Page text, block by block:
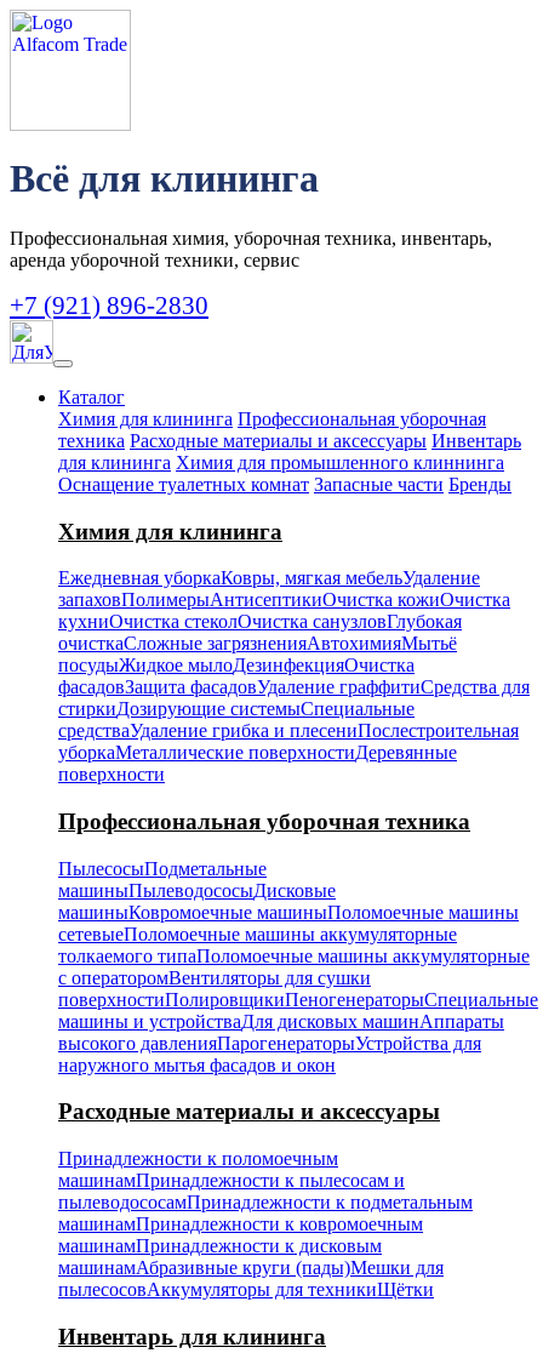
Всё для клининга
Профессиональная химия, уборочная техника, инвентарь,
аренда уборочной техники, сервис
+7 (921) 896-2830
Каталог
Химия для клининга Профессиональная уборочная
техника Расходные материалы и аксессуары Инвентарь
для клининга Химия для промышленного клиннинга
Оснащение туалетных комнат Запасные части Бренды
Химия для клининга
Ежедневная уборкаКовры, мягкая мебельУдаление
запаховПолимерыАнтисептикиОчистка кожиОчистка
кухниОчистка стеколОчистка санузловГлубокая
очисткаСложные загрязненияАвтохимияМытьё
посудыЖидкое мылоДезинфекцияОчистка
фасадовЗащита фасадовУдаление граффитиСредства для
стиркиДозирующие системыСпециальные
средстваУдаление грибка и плесениПослестроительная
уборкаМеталлические поверхностиДеревянные
поверхности
Профессиональная уборочная техника
ПылесосыПодметальные
машиныПылеводососыДисковые
машиныКовромоечные машиныПоломоечные машины
сетевыеПоломоечные машины аккумуляторные
толкаемого типаПоломоечные машины аккумуляторные
с операторомВентиляторы для сушки
поверхностиПолировщикиПеногенераторыСпециальные
машины и устройстваДля дисковых машинАппараты
высокого давленияПарогенераторыУстройства для
наружного мытья фасадов и окон
Расходные материалы и аксессуары
Принадлежности к поломоечным
машинамПринадлежности к пылесосам и
пылеводососамПринадлежности к подметальным
машинамПринадлежности к ковромоечным
машинамПринадлежности к дисковым
машинамАбразивные круги (пады)Мешки для
пылесосовАккумуляторы для техникиЩётки
Инвентарь для клининга